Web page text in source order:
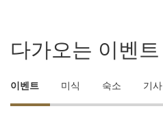
다가오는 이벤트
이벤트 미식 숙소 기사